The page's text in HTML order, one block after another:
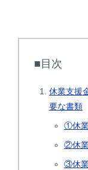
■目次
休業支援
要な書類
①休業
②休業
③休業